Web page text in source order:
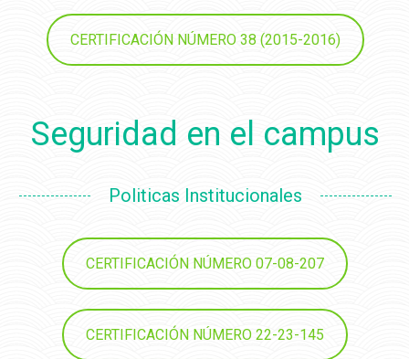
CERTIFICACIÓN NÚMERO 38 (2015-2016)
Seguridad en el campus
Politicas Institucionales
CERTIFICACIÓN NÚMERO 07-08-207
CERTIFICACIÓN NÚMERO 22-23-145